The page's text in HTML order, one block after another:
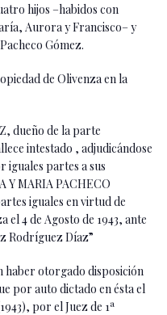
hijos –habidos con
Aurora y Francisco– y
Gómez.
de Olivenza en la
dueño de la parte
intestado , adjudicándose
iguales partes a sus
Y MARIA PACHECO
iguales en virtud de
4 de Agosto de 1943, ante
Rodríguez Díaz”
haber otorgado disposición
por auto dictado en ésta el
por el Juez de 1ª